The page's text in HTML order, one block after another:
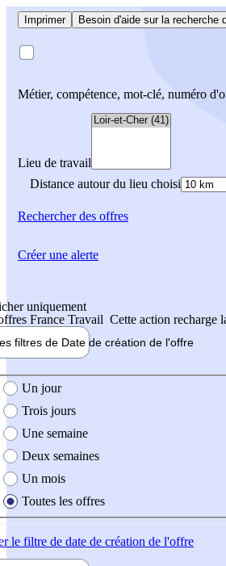
Imprimer Besoin d'aide sur la recherche
Métier, compétence, mot-clé, numéro
Lieu de travail
Distance autour du lieu choisi
Rechercherdes offres
uniquement
France Travail Cette action recharge
filtres de Date de création de l'offre
création de l'offre
Un jour
Trois jours
Une semaine
Deux semaines
Un mois
Toutes les offres
le filtre de date de création de l'offre
Créer une alerte